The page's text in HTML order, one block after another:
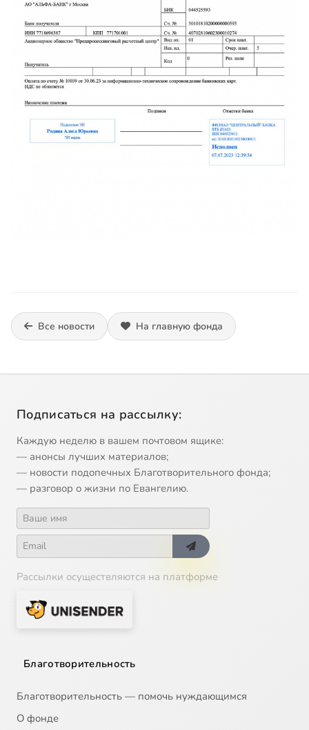
Все новости На главную фонда
Подписаться на рассылку:
Каждую неделю в вашем почтовом ящике:
— анонсы лучших материалов;
— новости подопечных Благотворительного фонда;
— разговор о жизни по Евангелию.
Рассылки осуществляются на платформе
Благотворительность
Благотворительность — помочь нуждающимся
О фонде